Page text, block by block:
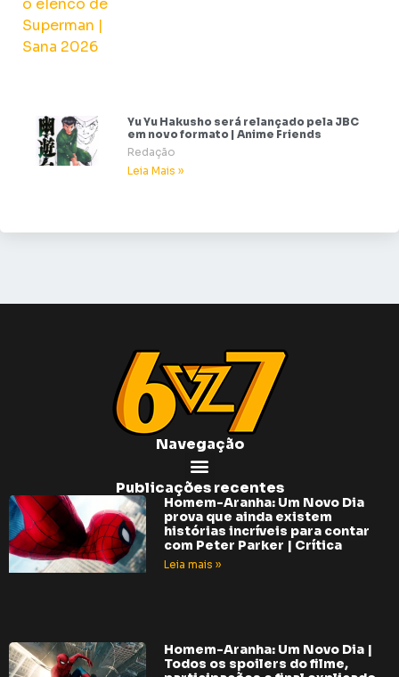
Yu Yu Hakusho será relançado pela JBC
em novo formato | Anime Friends
Redação
Leia Mais »
Navegação
Publicações recentes
Homem-Aranha: Um Novo Dia
prova que ainda existem
histórias incríveis para contar
com Peter Parker | Crítica
Leia mais »
Homem-Aranha: Um Novo Dia |
Todos os spoilers do filme,